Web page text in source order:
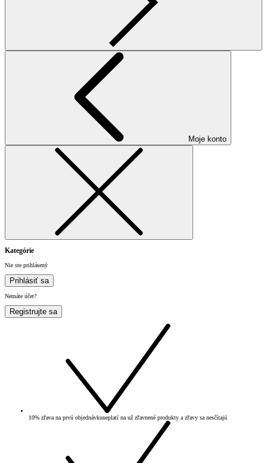
Moje konto
Kategórie
Nie ste prihlásený
Prihlásiť sa
Nemáte účet?
Registrujte sa
10% zľava na prvú objednávkuneplatí na už zľavnené produkty a zľavy sa nesčítajú